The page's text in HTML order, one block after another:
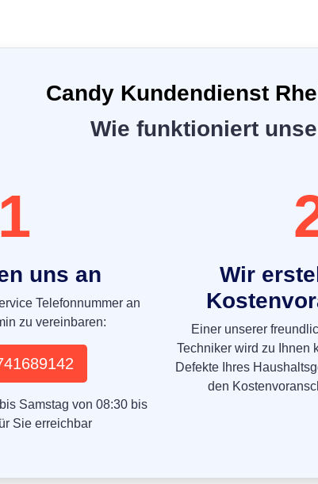
Candy Kundendienst
Wie funktioniert
1
uns an
Telefonnummer an
zu vereinbaren:
Samstag von 08:30 bis
Sie erreichbar
Wir
Einer unserer
Techniker wird zu Ihnen
Defekte Ihres
den